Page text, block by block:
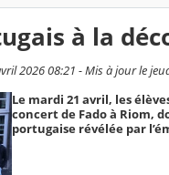
à la
2026 08:21 - Mis à jour le
Le mardi 21 avril, les
concert de Fado à Riom,
portugaise révélée par